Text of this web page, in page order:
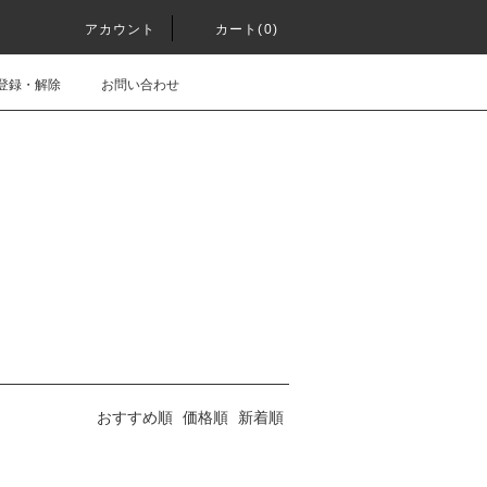
アカウント カート(0)
録・解除 お問い合わせ
おすすめ順 価格順 新着順